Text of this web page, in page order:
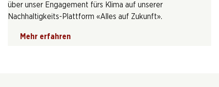
über unser Engagement fürs Klima auf unserer
Nachhaltigkeits-Plattform «Alles auf Zukunft».
Mehr erfahren